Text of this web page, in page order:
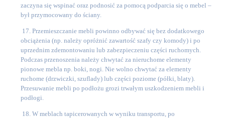
zaczyna się wspinać oraz podnosić za pomocą podparcia się o mebel –
był przymocowany do ściany.
17. Przemieszczanie mebli powinno odbywać się bez dodatkowego
obciążenia (np. należy opróżnić zawartość szafy czy komody) i po
uprzednim zdemontowaniu lub zabezpieczeniu części ruchomych.
Podczas przenoszenia należy chwytać za nieruchome elementy
pionowe mebla np. boki, nogi. Nie wolno chwytać za elementy
ruchome (drzwiczki, szuflady) lub części poziome (półki, blaty).
Przesuwanie mebli po podłożu grozi trwałym uszkodzeniem mebli i
podłogi.
18. W meblach tapicerowanych w wyniku transportu, po